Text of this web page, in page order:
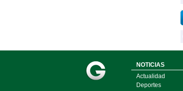
NOTICIAS
Actualidad
Deportes